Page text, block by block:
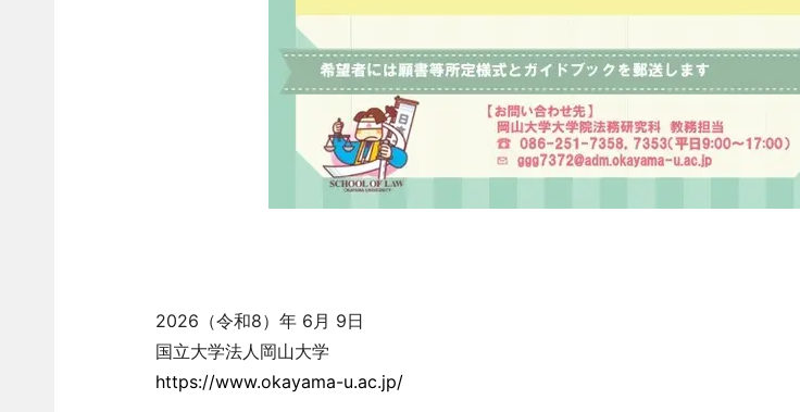
2026（令和8）年 6月 9日
国立大学法人岡山大学
https://www.okayama-u.ac.jp/